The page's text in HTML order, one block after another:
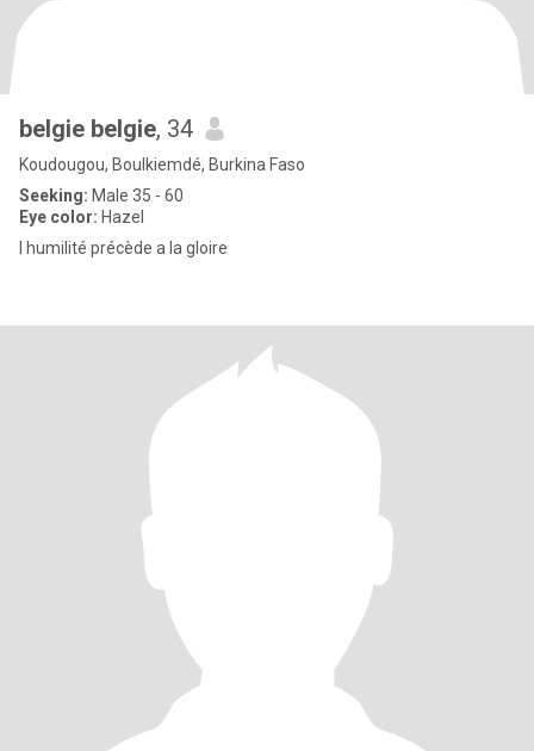
belgie belgie, 34
Koudougou, Boulkiemdé, Burkina Faso
Seeking: Male 35 - 60
Eye color: Hazel
l humilité précède a la gloire